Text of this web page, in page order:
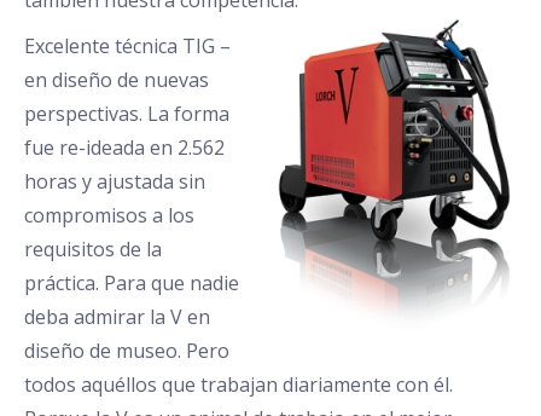
Excelente técnica TIG –
en diseño de nuevas
perspectivas. La forma
fue re-ideada en 2.562
horas y ajustada sin
compromisos a los
requisitos de la
práctica. Para que nadie
deba admirar la V en
diseño de museo. Pero
todos aquéllos que trabajan diariamente con él.